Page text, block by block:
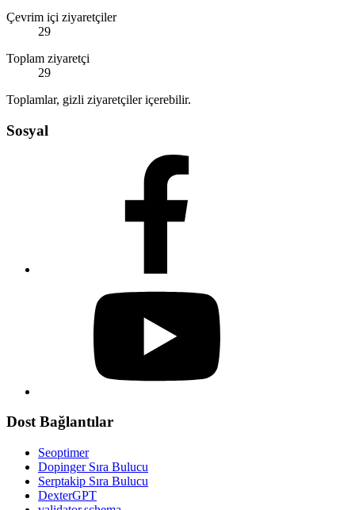
Çevrim içi ziyaretçiler
29
Toplam ziyaretçi
29
Toplamlar, gizli ziyaretçiler içerebilir.
Sosyal
Dost Bağlantılar
Seoptimer
Dopinger Sıra Bulucu
Serptakip Sıra Bulucu
DexterGPT